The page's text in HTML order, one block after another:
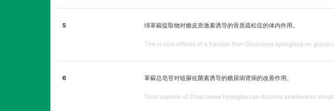
5 绵萆薢提取物对糖皮质激素诱导的骨质疏松症的体内作用。
The in vivo effects of a fraction from Dioscorea spongiosa on
6 萆薢总皂苷对链脲佐菌素诱导的糖尿病肾病的改善作用。
Total saponin of Dioscoreae hypoglaucae rhizoma ameliorates